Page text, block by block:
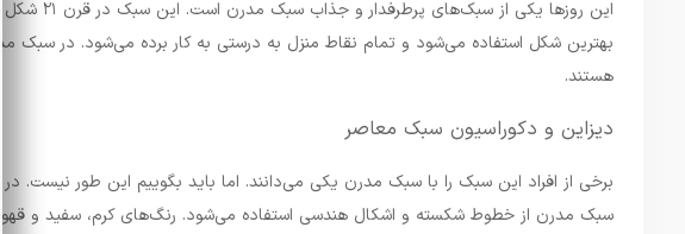
این
بهترین شکل استفاده می‌شود و تمام نقاط منزل به درستی به کار برده می‌شود. در سبک
هستند.
دیزاین و دکوراسیون سبک معاصر
برخی از افراد این سبک را با سبک مدرن یکی می‌دانند. اما باید بگوییم این طور
سبک مدرن از خطوط شکسته و اشکال هندسی استفاده می‌شود. رنگ‌های کرم، سفید و